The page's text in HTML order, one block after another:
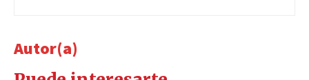
Autor(a)